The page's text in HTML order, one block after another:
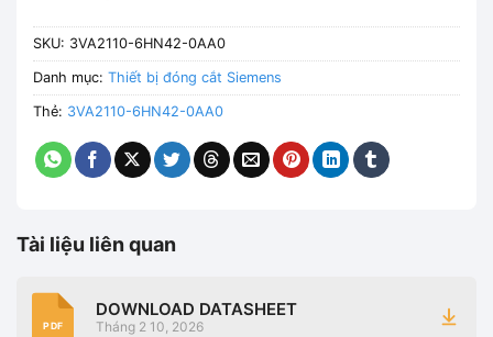
SKU: 3VA2110-6HN42-0AA0
Danh mục: Thiết bị đóng cắt Siemens
Thẻ: 3VA2110-6HN42-0AA0
Tài liệu liên quan
PDF
DOWNLOAD DATASHEET
Tháng 2 10, 2026